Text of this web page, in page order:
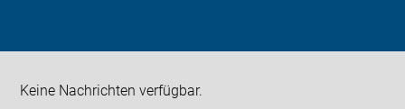
Keine Nachrichten verfügbar.